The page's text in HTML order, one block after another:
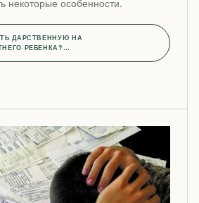
ДАРСТВЕННУЮ НА
РЕБЕНКА?…